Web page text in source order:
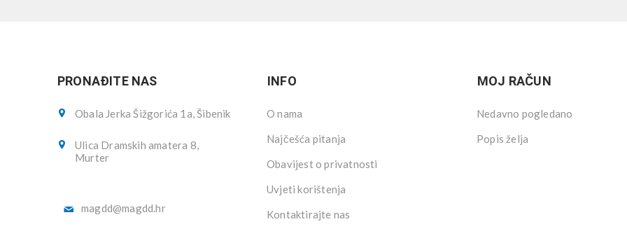
PRONAĐITE NAS
Obala Jerka Šižgorića 1a, Šibenik
Ulica Dramskih amatera 8,
Murter
magdd@magdd.hr
INFO
O nama
Najčešća pitanja
Obavijest o privatnosti
Uvjeti korištenja
Kontaktirajte nas
MOJ RAČUN
Nedavno pogledano
Popis želja